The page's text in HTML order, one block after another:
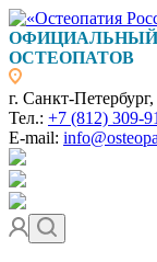
ОФИЦИАЛЬНЫЙ
ОСТЕОПАТОВ
г. Санкт-
Тел.: +7 (812) 309-
E-mail: